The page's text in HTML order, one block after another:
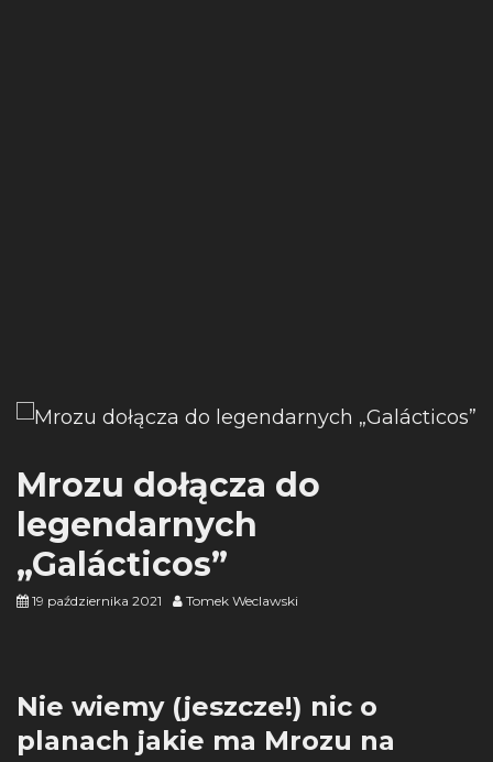
Mrozu dołącza do
legendarnych
„Galácticos”
19 października 2021 Tomek Weclawski
Nie wiemy (jeszcze!) nic o
planach jakie ma Mrozu na